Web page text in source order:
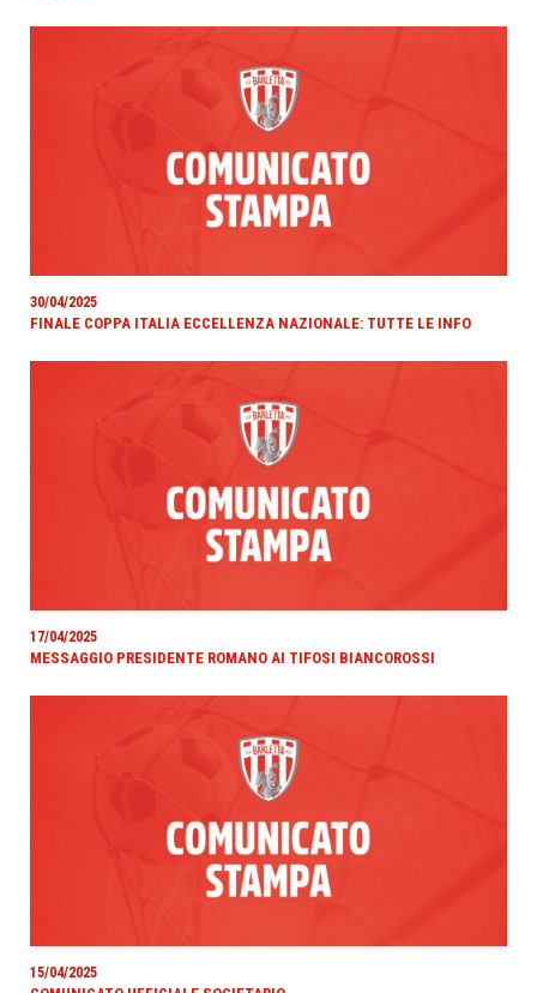
30/04/2025
FINALE COPPA ITALIA ECCELLENZA NAZIONALE: TUTTE LE INFO
17/04/2025
MESSAGGIO PRESIDENTE ROMANO AI TIFOSI BIANCOROSSI
15/04/2025